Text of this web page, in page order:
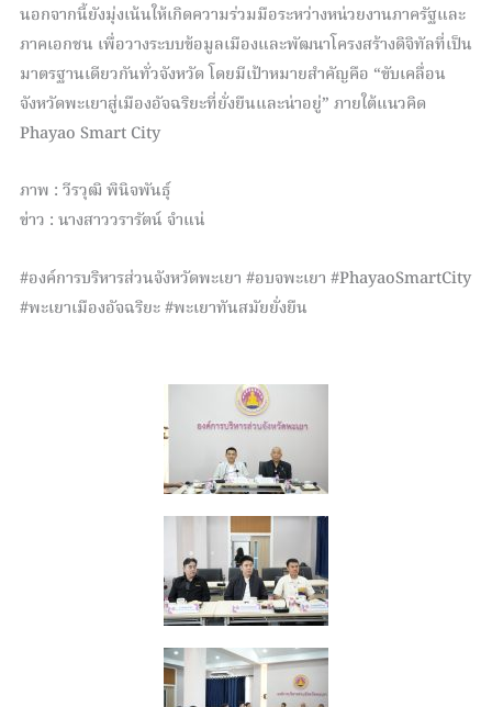
นอกจากนี้ยังมุ่งเน้นให้เกิดความร่วมมือระหว่างหน่วยงานภาครัฐและ
ภาคเอกชน เพื่อวางระบบข้อมูลเมืองและพัฒนาโครงสร้างดิจิทัลที่เป็น
มาตรฐานเดียวกันทั่วจังหวัด โดยมีเป้าหมายสำคัญคือ “ขับเคลื่อน
จังหวัดพะเยาสู่เมืองอัจฉริยะที่ยั่งยืนและน่าอยู่” ภายใต้แนวคิด
Phayao Smart City
ภาพ : วีรวุฒิ พินิจพันธุ์
ข่าว : นางสาววรารัตน์ จำแน่
#องค์การบริหารส่วนจังหวัดพะเยา #อบจพะเยา #PhayaoSmartCity
#พะเยาเมืองอัจฉริยะ #พะเยาทันสมัยยั่งยืน